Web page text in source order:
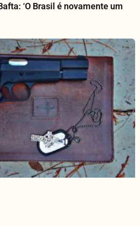
‘O Brasil é novamente um